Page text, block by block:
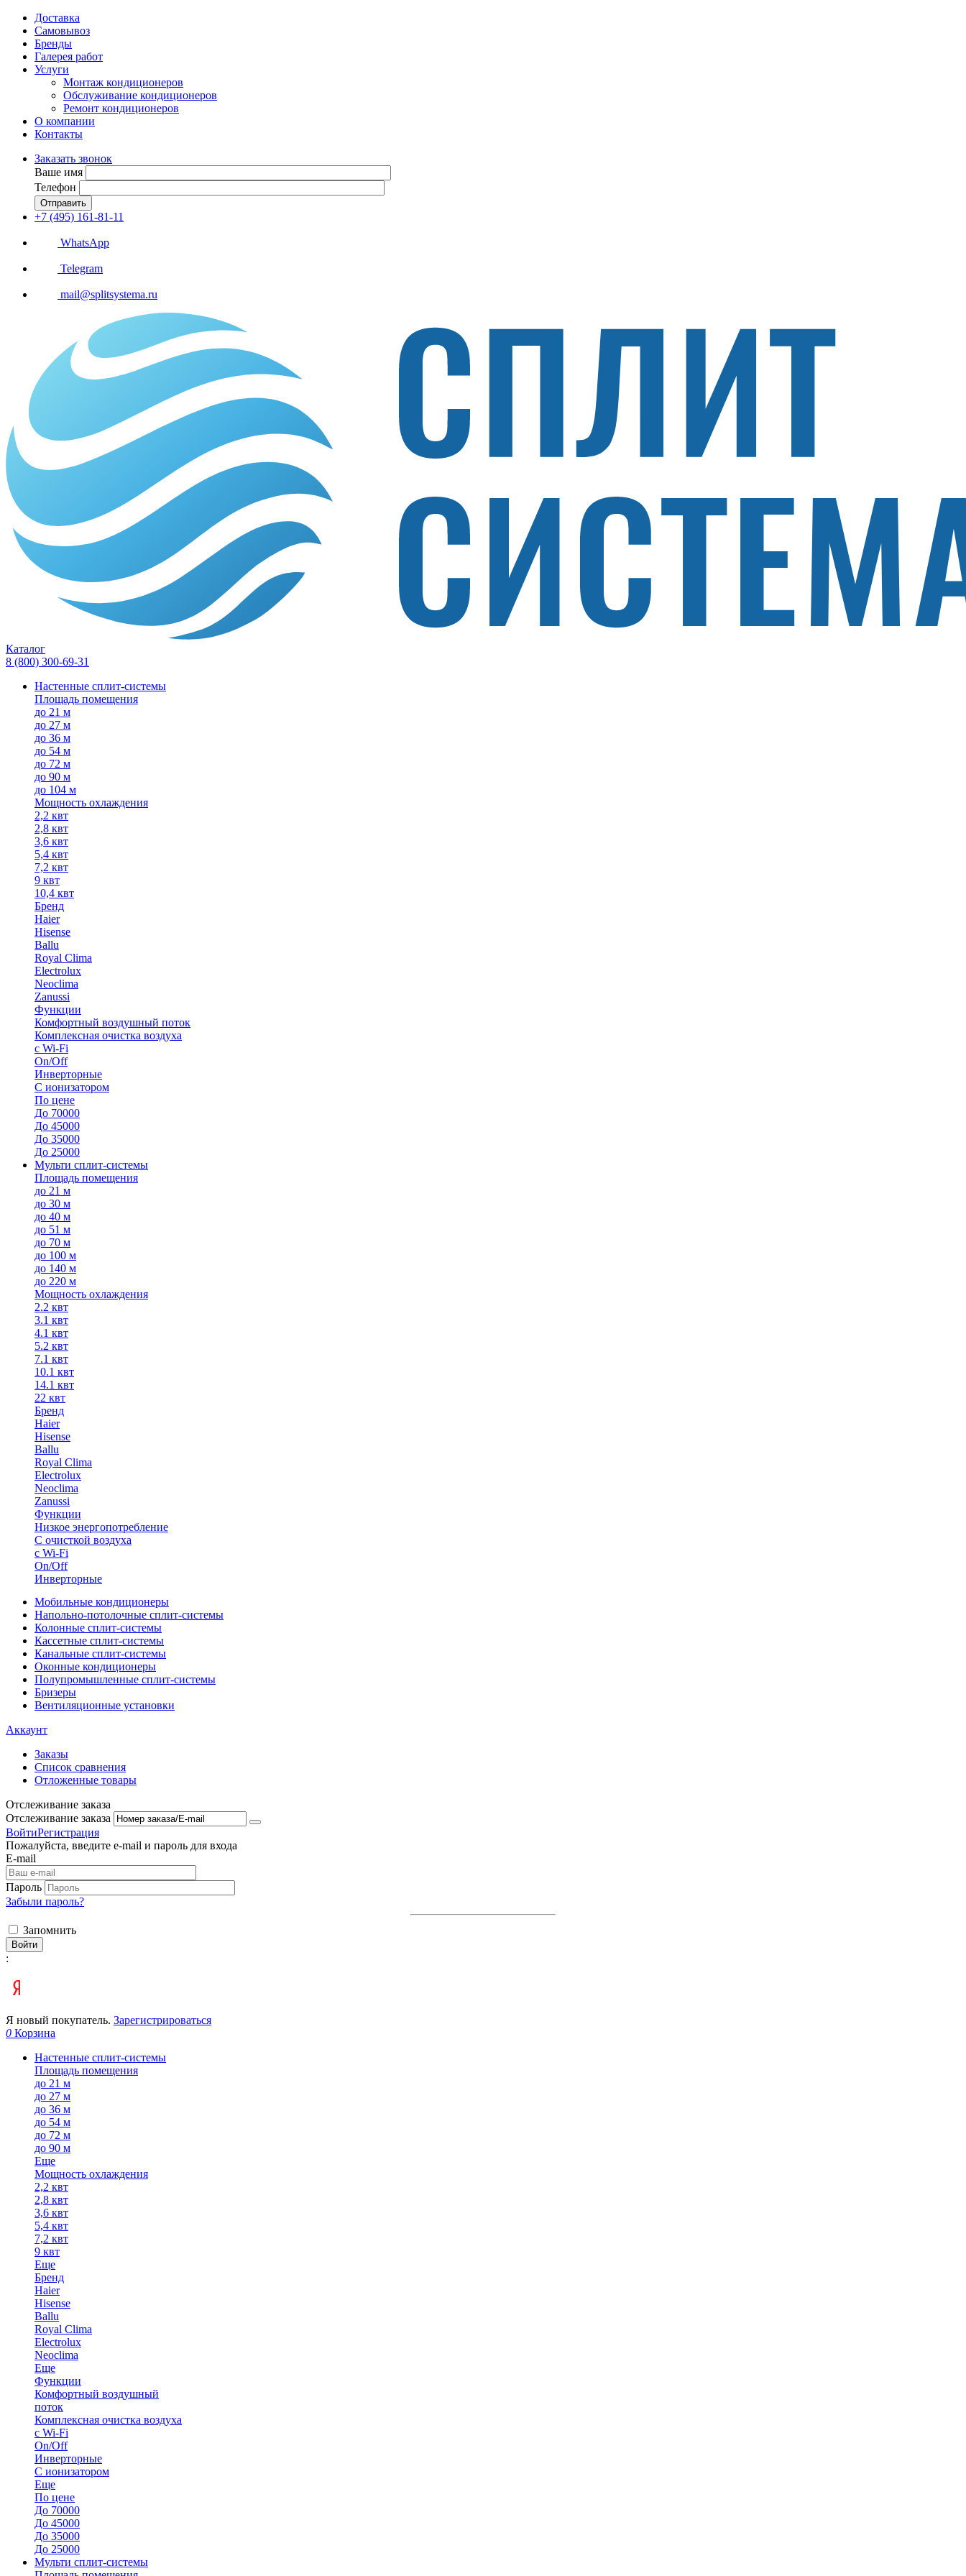
Доставка
Самовывоз
Бренды
Галерея работ
Услуги
Монтаж кондиционеров
Обслуживание кондиционеров
Ремонт кондиционеров
О компании
Контакты
Заказать звонок
Ваше имя
Телефон
Отправить
+7 (495) 161-81-11
WhatsApp
Telegram
mail@splitsystema.ru
Каталог
8 (800) 300-69-31
Настенные сплит-системы
Площадь помещения
до 21 м
до 27 м
до 36 м
до 54 м
до 72 м
до 90 м
до 104 м
Мощность охлаждения
2,2 квт
2,8 квт
3,6 квт
5,4 квт
7,2 квт
9 квт
10,4 квт
Бренд
Haier
Hisense
Ballu
Royal Clima
Electrolux
Neoclima
Zanussi
Функции
Комфортный воздушный поток
Комплексная очистка воздуха
с Wi-Fi
On/Off
Инверторные
С ионизатором
По цене
До 70000
До 45000
До 35000
До 25000
Мульти сплит-системы
Площадь помещения
до 21 м
до 30 м
до 40 м
до 51 м
до 70 м
до 100 м
до 140 м
до 220 м
Мощность охлаждения
2.2 квт
3.1 квт
4.1 квт
5.2 квт
7.1 квт
10.1 квт
14.1 квт
22 квт
Бренд
Haier
Hisense
Ballu
Royal Clima
Electrolux
Neoclima
Zanussi
Функции
Низкое энергопотребление
С очисткой воздуха
с Wi-Fi
On/Off
Инверторные
Мобильные кондиционеры
Напольно-потолоч​ные ​сплит-системы
Колонные ​​сплит-системы
Кассетные сплит-системы
Канальные сплит-системы
Оконные кондиционеры
Полупромышленные сплит-системы
Бризеры
Вентиляционные установки
Аккаунт
Заказы
Список сравнения
Отложенные товары
Отслеживание заказа
Отслеживание заказа
ВойтиРегистрация
Пожалуйста, введите e-mail и пароль для входа
E-mail
Пароль
Забыли пароль?
Запомнить
Войти
:
Я новый покупатель. Зарегистрироваться
0 Корзина
Настенные сплит-системы
Площадь помещения
до 21 м
до 27 м
до 36 м
до 54 м
до 72 м
до 90 м
Еще
Мощность охлаждения
2,2 квт
2,8 квт
3,6 квт
5,4 квт
7,2 квт
9 квт
Еще
Бренд
Haier
Hisense
Ballu
Royal Clima
Electrolux
Neoclima
Еще
Функции
Комфортный воздушный
поток
Комплексная очистка воздуха
с Wi-Fi
On/Off
Инверторные
С ионизатором
Еще
По цене
До 70000
До 45000
До 35000
До 25000
Мульти сплит-системы